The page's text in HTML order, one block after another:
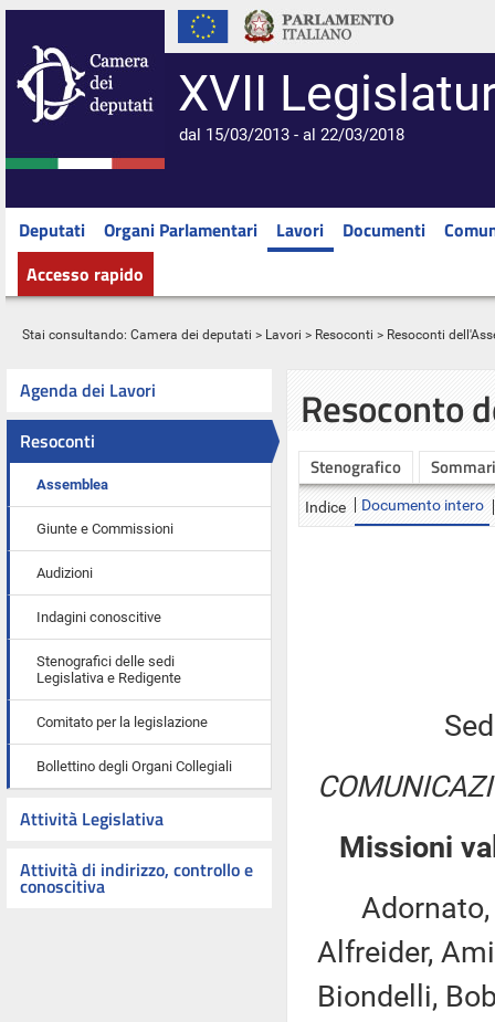
XVII
dal 15/03/2013 - al 22/03/2018
Deputati Organi Parlamentari Lavori Documenti
Accesso rapido
Stai consultando: Camera dei deputati > Lavori > Resoconti > Resoconti
Agenda dei Lavori
Resoconti
Assemblea
Giunte e Commissioni
Audizioni
Indagini conoscitive
Stenografici delle sedi
Legislativa e Redigente
Comitato per la legislazione
Bollettino degli Organi Collegiali
Attività Legislativa
Attività di indirizzo, controllo e
conoscitiva
Resoconto
Stenografico
Indice Documento intero
Missioni
Adornato,
Alfreider,
Biondelli,